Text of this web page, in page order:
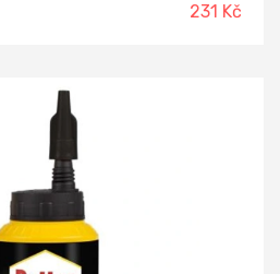
231 Kč